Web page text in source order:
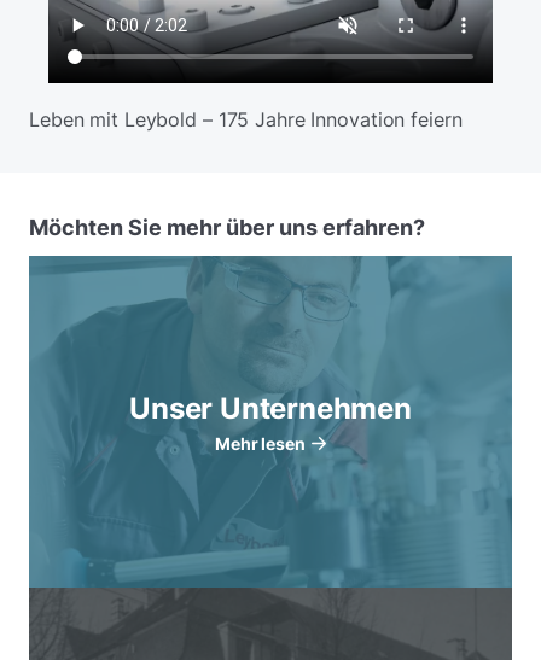
Leben mit Leybold – 175 Jahre Innovation feiern
Möchten Sie mehr über uns erfahren?
Unser Unternehmen
Mehr lesen